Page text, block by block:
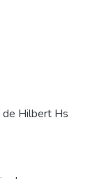
Hilbert Hs